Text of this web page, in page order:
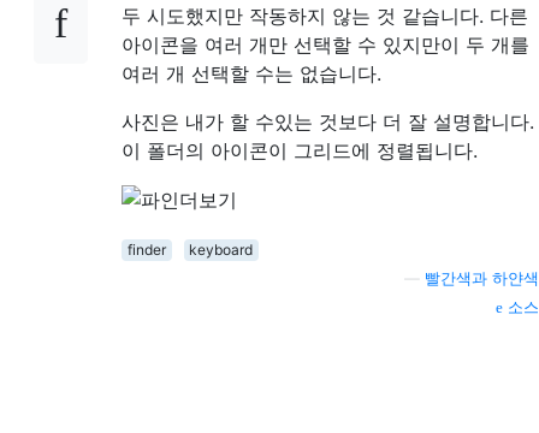
두 시도했지만 작동하지 않는 것 같습니다. 다른
아이콘을 여러 개만 선택할 수 있지만이 두 개를
여러 개 선택할 수는 없습니다.
사진은 내가 할 수있는 것보다 더 잘 설명합니다.
이 폴더의 아이콘이 그리드에 정렬됩니다.
finder
keyboard
빨간색과 하얀색
소스